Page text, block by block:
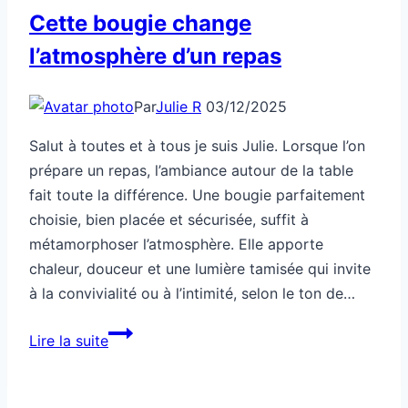
Cette bougie change
l’atmosphère d’un repas
ParJulie R 03/12/2025
Salut à toutes et à tous je suis Julie. Lorsque l’on
prépare un repas, l’ambiance autour de la table
fait toute la différence. Une bougie parfaitement
choisie, bien placée et sécurisée, suffit à
métamorphoser l’atmosphère. Elle apporte
chaleur, douceur et une lumière tamisée qui invite
à la convivialité ou à l’intimité, selon le ton de…
Lire la suiteCette